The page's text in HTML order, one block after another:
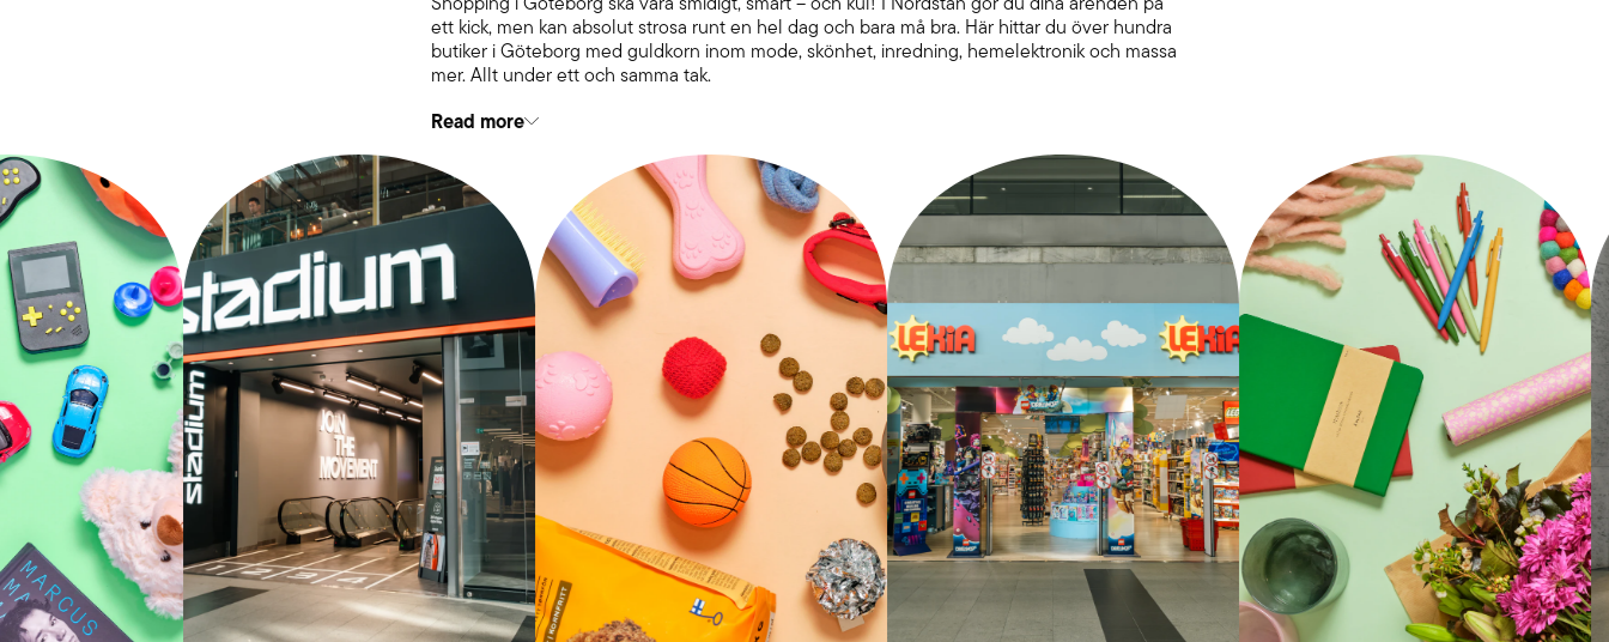
ett kick, men kan absolut strosa runt en hel dag och bara må bra. Här hittar du över hundra
butiker i Göteborg med guldkorn inom mode, skönhet, inredning, hemelektronik och massa
mer. Allt under ett och samma tak.
Read more